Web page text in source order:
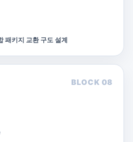
패키지 교환 구도 설계
BLOCK 08